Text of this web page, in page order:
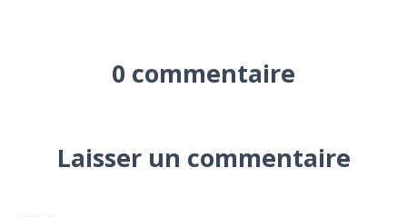
0 commentaire
Laisser un commentaire